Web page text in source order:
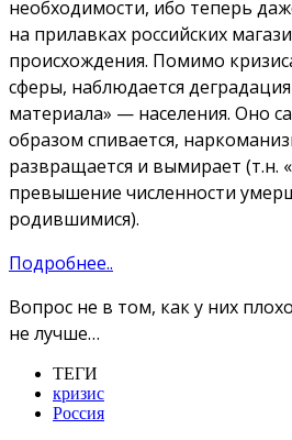
необходимости, ибо теперь
на прилавках российских
происхождения. Помимо
сферы, наблюдается
материала» — населения. Оно
образом спивается,
развращается и вымирает (т.н.
превышение численности
родившимися).
Подробнее..
Вопрос не в том, как у них
не лучше…
ТЕГИ
кризис
Россия